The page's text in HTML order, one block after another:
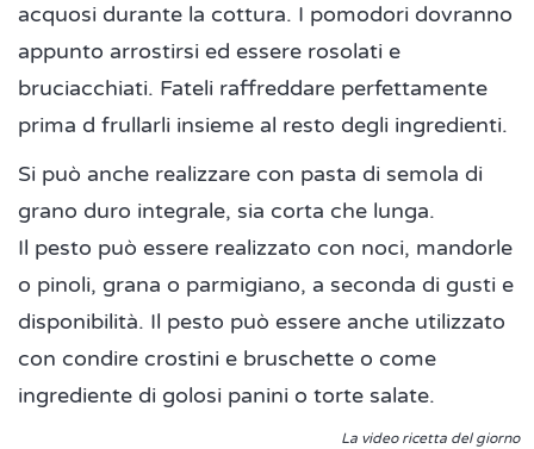
acquosi durante la cottura. I pomodori dovranno
appunto arrostirsi ed essere rosolati e
bruciacchiati. Fateli raffreddare perfettamente
prima d frullarli insieme al resto degli ingredienti.
Si può anche realizzare con pasta di semola di
grano duro integrale, sia corta che lunga.
Il pesto può essere realizzato con noci, mandorle
o pinoli, grana o parmigiano, a seconda di gusti e
disponibilità. Il pesto può essere anche utilizzato
con condire crostini e bruschette o come
ingrediente di golosi panini o torte salate.
La video ricetta del giorno